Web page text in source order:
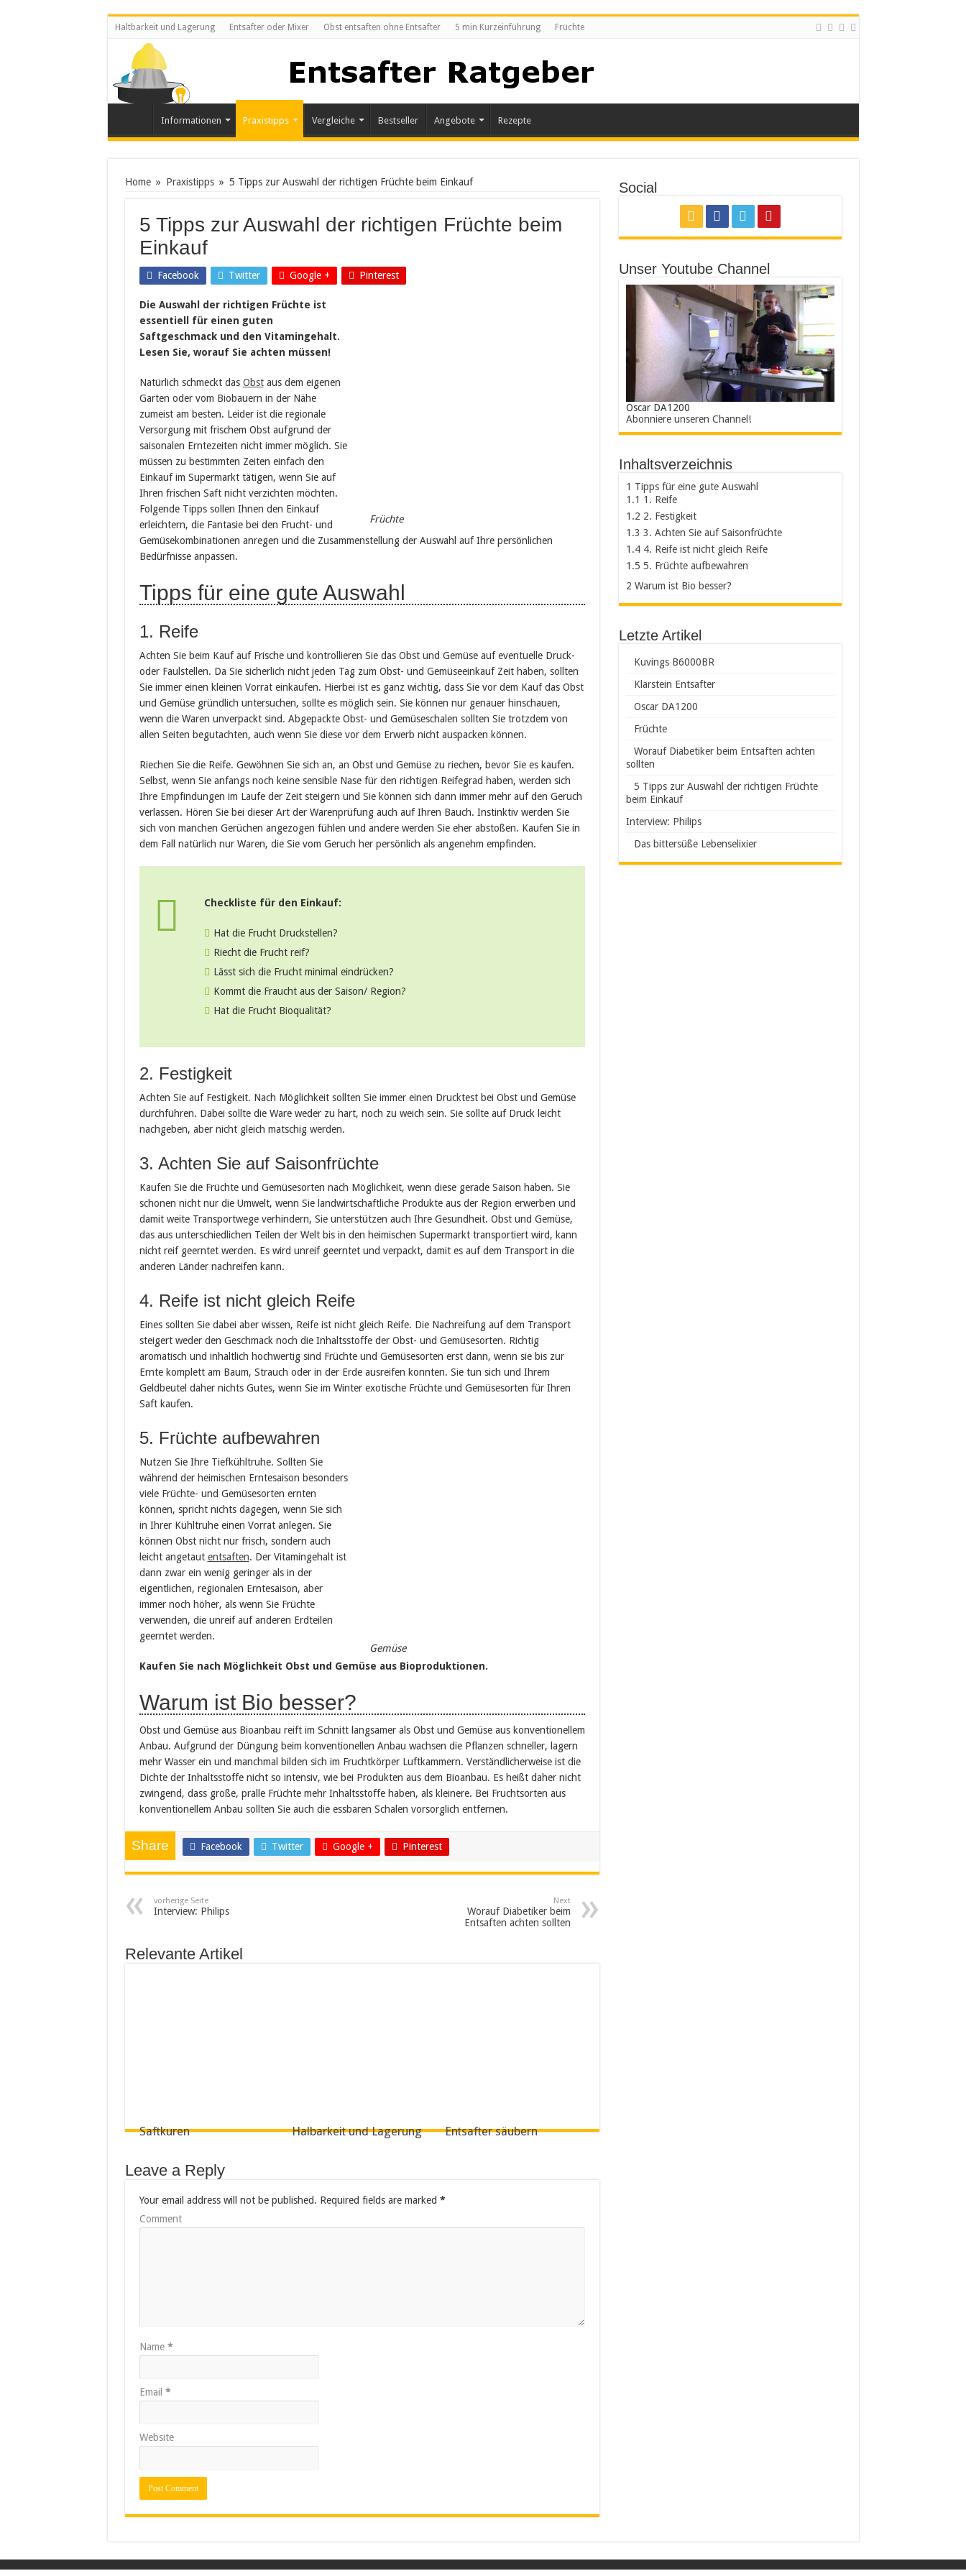
Haltbarkeit und Lagerung Entsafter oder Mixer Obst entsaften ohne Entsafter 5 min Kurzeinführung Früchte
Informationen Praxistipps Vergleiche Bestseller Angebote Rezepte
Home » Praxistipps » 5 Tipps zur Auswahl der richtigen Früchte beim Einkauf
5 Tipps zur Auswahl der richtigen Früchte beim
Einkauf
Facebook Twitter Google + Pinterest
Früchte
Die Auswahl der richtigen Früchte ist
essentiell für einen guten
Saftgeschmack und den Vitamingehalt.
Lesen Sie, worauf Sie achten müssen!
Natürlich schmeckt das Obstaus dem eigenen
Garten oder vom Biobauern in der Nähe
zumeist am besten. Leider ist die regionale
Versorgung mit frischem Obst aufgrund der
saisonalen Erntezeiten nicht immer möglich. Sie
müssen zu bestimmten Zeiten einfach den
Einkauf im Supermarkt tätigen, wenn Sie auf
Ihren frischen Saft nicht verzichten möchten.
Folgende Tipps sollen Ihnen den Einkauf
erleichtern, die Fantasie bei den Frucht- und
Gemüsekombinationen anregen und die Zusammenstellung der Auswahl auf Ihre persönlichen
Bedürfnisse anpassen.
Tipps für eine gute Auswahl
1. Reife
Achten Sie beim Kauf auf Frische und kontrollieren Sie das Obst und Gemüse auf eventuelle Druck-
oder Faulstellen. Da Sie sicherlich nicht jeden Tag zum Obst- und Gemüseeinkauf Zeit haben, sollten
Sie immer einen kleinen Vorrat einkaufen. Hierbei ist es ganz wichtig, dass Sie vor dem Kauf das Obst
und Gemüse gründlich untersuchen, sollte es möglich sein. Sie können nur genauer hinschauen,
wenn die Waren unverpackt sind. Abgepackte Obst- und Gemüseschalen sollten Sie trotzdem von
allen Seiten begutachten, auch wenn Sie diese vor dem Erwerb nicht auspacken können.
Riechen Sie die Reife. Gewöhnen Sie sich an, an Obst und Gemüse zu riechen, bevor Sie es kaufen.
Selbst, wenn Sie anfangs noch keine sensible Nase für den richtigen Reifegrad haben, werden sich
Ihre Empfindungen im Laufe der Zeit steigern und Sie können sich dann immer mehr auf den Geruch
verlassen. Hören Sie bei dieser Art der Warenprüfung auch auf Ihren Bauch. Instinktiv werden Sie
sich von manchen Gerüchen angezogen fühlen und andere werden Sie eher abstoßen. Kaufen Sie in
dem Fall natürlich nur Waren, die Sie vom Geruch her persönlich als angenehm empfinden.
Checkliste für den Einkauf:
Hat die Frucht Druckstellen?
Riecht die Frucht reif?
Lässt sich die Frucht minimal eindrücken?
Kommt die Fraucht aus der Saison/ Region?
Hat die Frucht Bioqualität?
2. Festigkeit
Achten Sie auf Festigkeit. Nach Möglichkeit sollten Sie immer einen Drucktest bei Obst und Gemüse
durchführen. Dabei sollte die Ware weder zu hart, noch zu weich sein. Sie sollte auf Druck leicht
nachgeben, aber nicht gleich matschig werden.
3. Achten Sie auf Saisonfrüchte
Kaufen Sie die Früchte und Gemüsesorten nach Möglichkeit, wenn diese gerade Saison haben. Sie
schonen nicht nur die Umwelt, wenn Sie landwirtschaftliche Produkte aus der Region erwerben und
damit weite Transportwege verhindern, Sie unterstützen auch Ihre Gesundheit. Obst und Gemüse,
das aus unterschiedlichen Teilen der Welt bis in den heimischen Supermarkt transportiert wird, kann
nicht reif geerntet werden. Es wird unreif geerntet und verpackt, damit es auf dem Transport in die
anderen Länder nachreifen kann.
4. Reife ist nicht gleich Reife
Eines sollten Sie dabei aber wissen, Reife ist nicht gleich Reife. Die Nachreifung auf dem Transport
steigert weder den Geschmack noch die Inhaltsstoffe der Obst- und Gemüsesorten. Richtig
aromatisch und inhaltlich hochwertig sind Früchte und Gemüsesorten erst dann, wenn sie bis zur
Ernte komplett am Baum, Strauch oder in der Erde ausreifen konnten. Sie tun sich und Ihrem
Geldbeutel daher nichts Gutes, wenn Sie im Winter exotische Früchte und Gemüsesorten für Ihren
Saft kaufen.
Gemüse
5. Früchte aufbewahren
Nutzen Sie Ihre Tiefkühltruhe. Sollten Sie
während der heimischen Erntesaison besonders
viele Früchte- und Gemüsesorten ernten
können, spricht nichts dagegen, wenn Sie sich
in Ihrer Kühltruhe einen Vorrat anlegen. Sie
können Obst nicht nur frisch, sondern auch
leicht angetaut entsaften. Der Vitamingehalt ist
dann zwar ein wenig geringer als in der
eigentlichen, regionalen Erntesaison, aber
immer noch höher, als wenn Sie Früchte
verwenden, die unreif auf anderen Erdteilen
geerntet werden.
Kaufen Sie nach Möglichkeit Obst und Gemüse aus Bioproduktionen.
Warum ist Bio besser?
Obst und Gemüse aus Bioanbau reift im Schnitt langsamer als Obst und Gemüse aus konventionellem
Anbau. Aufgrund der Düngung beim konventionellen Anbau wachsen die Pflanzen schneller, lagern
mehr Wasser ein und manchmal bilden sich im Fruchtkörper Luftkammern. Verständlicherweise ist die
Dichte der Inhaltsstoffe nicht so intensiv, wie bei Produkten aus dem Bioanbau. Es heißt daher nicht
zwingend, dass große, pralle Früchte mehr Inhaltsstoffe haben, als kleinere. Bei Fruchtsorten aus
konventionellem Anbau sollten Sie auch die essbaren Schalen vorsorglich entfernen.
Share Facebook Twitter Google + Pinterest
vorherige Seite
Interview: Philips
Next
Worauf Diabetiker beim
Entsaften achten sollten
Relevante Artikel
Saftkuren Halbarkeit und Lagerung Entsafter säubern
Leave a Reply
Your email address will not be published. Required fields are marked *
Comment
Name *
Email *
Website
Social
Unser Youtube Channel
Oscar DA1200
Abonniere unseren Channel!
Inhaltsverzeichnis
1 Tipps für eine gute Auswahl
1.1 1. Reife
1.2 2. Festigkeit
1.3 3. Achten Sie auf Saisonfrüchte
1.44. Reife ist nicht gleich Reife
1.5 5. Früchte aufbewahren
2 Warum ist Bio besser?
Letzte Artikel
Kuvings B6000BR
Klarstein Entsafter
Oscar DA1200
Früchte
Worauf Diabetiker beim Entsaften achten
sollten
5 Tipps zur Auswahl der richtigen Früchte
beim Einkauf
Interview: Philips
Das bittersüße Lebenselixier